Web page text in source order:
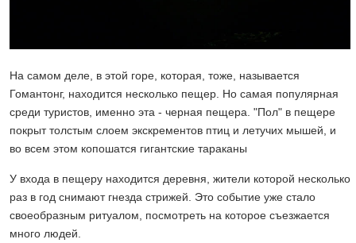
На самом деле, в этой горе, которая, тоже, называется
Гомантонг, находится несколько пещер. Но самая популярная
среди туристов, именно эта - черная пещера. "Пол" в пещере
покрыт толстым слоем экскрементов птиц и летучих мышей, и
во всем этом копошатся гигантские тараканы
У входа в пещеру находится деревня, жители которой несколько
раз в год снимают гнезда стрижей. Это событие уже стало
своеобразным ритуалом, посмотреть на которое съезжается
много людей.